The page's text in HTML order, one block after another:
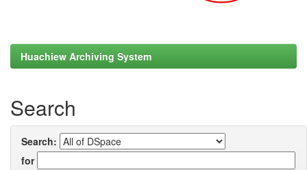
Huachiew Archiving System
Search
Search:
for